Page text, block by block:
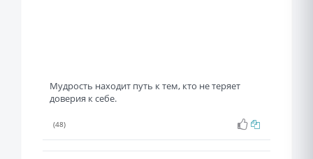
Мудрость находит путь к тем, кто не теряет
доверия к себе.
(48)